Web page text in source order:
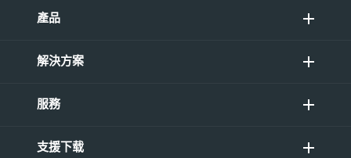
產品
解決方案
服務
支援下载